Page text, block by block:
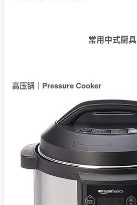
常用中式厨具
高压锅｜ Pressure Cooker